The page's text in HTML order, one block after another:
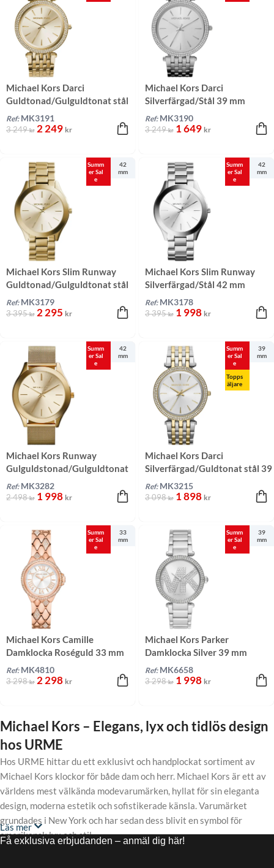
Michael Kors Darci
Guldtonad/Gulguldtonat stål
39 mm
Ref: MK3191
3 249kr 2 249 kr
Michael Kors Darci
Silverfärgad/Stål 39 mm
Ref: MK3190
3 249kr 1 649 kr
Summ
er Sal
e
42
mm
Michael Kors Slim Runway
Guldtonad/Gulguldtonat stål
42 mm
Ref: MK3179
3 395kr 2 295 kr
Summ
er Sal
e
42
mm
Michael Kors Slim Runway
Silverfärgad/Stål 42 mm
Ref: MK3178
3 395kr 1 998 kr
Summ
er Sal
e
42
mm
Michael Kors Runway
Gulguldstonad/Gulguldtonat
stål 42 mm
Ref: MK3282
2 498kr 1 998 kr
Summ
er Sal
e
Topps
äljare
39
mm
Michael Kors Darci
Silverfärgad/Guldtonat stål 39
mm
Ref: MK3215
3 098kr 1 898 kr
Summ
er Sal
e
33
mm
Michael Kors Camille
Damklocka Roséguld 33 mm
Ref: MK4810
3 298kr 2 298 kr
Summ
er Sal
e
39
mm
Michael Kors Parker
Damklocka Silver 39 mm
Ref: MK6658
3 298kr 1 998 kr
Michael Kors – Elegans, lyx och tidlös design
hos URME
Hos URME hittar du ett exklusivt och handplockat sortiment av
Michael Kors klockor för både dam och herr. Michael Kors är ett av
världens mest välkända modevarumärken, hyllat för sin eleganta
design, moderna estetik och sofistikerade känsla. Varumärket
grundades i New York och har sedan dess blivit en symbol för
amerikansk lyx och stil.
Läs mer
Få exklusiva erbjudanden – anmäl dig här!